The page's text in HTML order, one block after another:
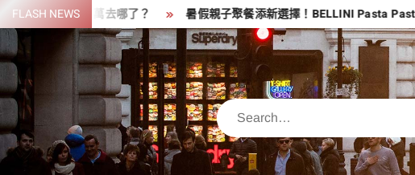
Skip
to
content
FLASH NEWS
萬去哪了？ 暑假親子聚餐添新選擇！BELLINI Pasta Pasta推全新
Search